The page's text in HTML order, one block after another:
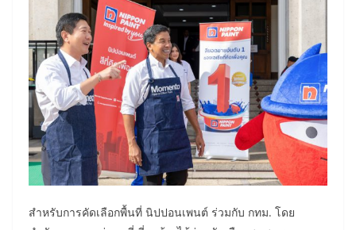
สำหรับการคัดเลือกพื้นที่ นิปปอนเพนต์ ร่วมกับ กทม. โดย